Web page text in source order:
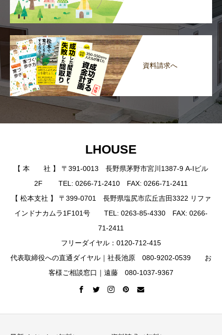
資料請求へ
LHOUSE
【 本 社 】 〒391-0013 長野県茅野市宮川1387-9 A-Iビル
2F TEL: 0266-71-2410 FAX: 0266-71-2411
【 松本支社 】 〒399-0701 長野県塩尻市広丘吉田3322 リファ
インドナカムラ1F101号 TEL: 0263-85-4330 FAX: 0266-
71-2411
フリーダイヤル：0120-712-415
代表取締役への直通ダイヤル｜社長池原 080-9202-0539 お
客様ご相談窓口｜遠藤 080-1037-9367